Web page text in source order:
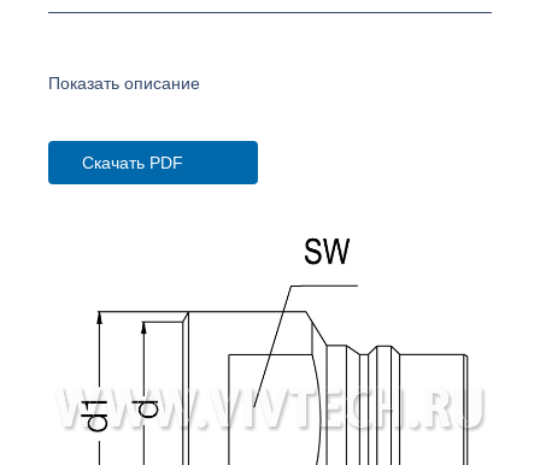
Показать описание
Скачать PDF